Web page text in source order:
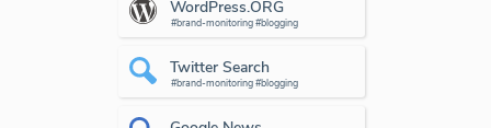
WordPress.ORG
#brand-monitoring #blogging
Twitter Search
#brand-monitoring #blogging